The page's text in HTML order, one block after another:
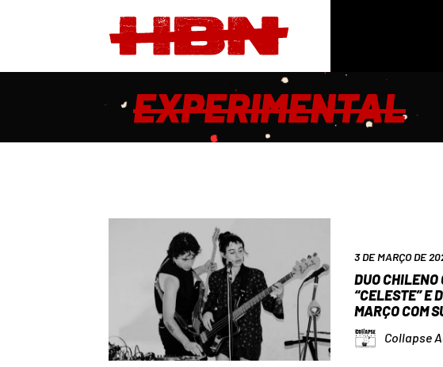
EXPERIMENTAL
3 DE MARÇO DE
DUO CHILENO
“CELESTE” E
MARÇO COM
Collapse